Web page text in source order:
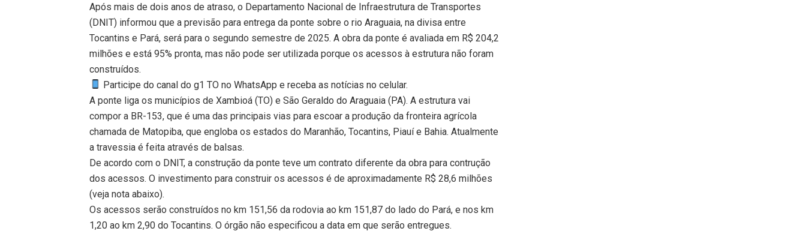
Após mais de dois anos de atraso, o Departamento Nacional de Infraestrutura de Transportes
(DNIT) informou que a previsão para entrega da ponte sobre o rio Araguaia, na divisa entre
Tocantins e Pará, será para o segundo semestre de 2025. A obra da ponte é avaliada em R$ 204,2
milhões e está 95% pronta, mas não pode ser utilizada porque os acessos à estrutura não foram
construídos.
Participe do canal do g1 TO no WhatsApp e receba as notícias no celular.
A ponte liga os municípios de Xambioá (TO) e São Geraldo do Araguaia (PA). A estrutura vai
compor a BR-153, que é uma das principais vias para escoar a produção da fronteira agrícola
chamada de Matopiba, que engloba os estados do Maranhão, Tocantins, Piauí e Bahia. Atualmente
a travessia é feita através de balsas.
De acordo com o DNIT, a construção da ponte teve um contrato diferente da obra para contrução
dos acessos. O investimento para construir os acessos é de aproximadamente R$ 28,6 milhões
(veja nota abaixo).
Os acessos serão construídos no km 151,56 da rodovia ao km 151,87 do lado do Pará, e nos km
1,20 ao km 2,90 do Tocantins. O órgão não especificou a data em que serão entregues.